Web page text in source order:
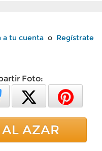
a tu cuenta o Regístrate
Foto:
AZAR